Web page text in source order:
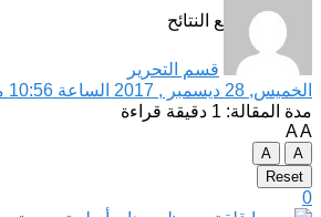
مشاهدة جميع النتائح
قسم التحرير
الخميس, 28 ديسمبر , 2017 الساعة 10:56 مساءً (مكة المكرمة)
مدة المقالة: 1 دقيقة قراءة
AA
A
A
Reset
0